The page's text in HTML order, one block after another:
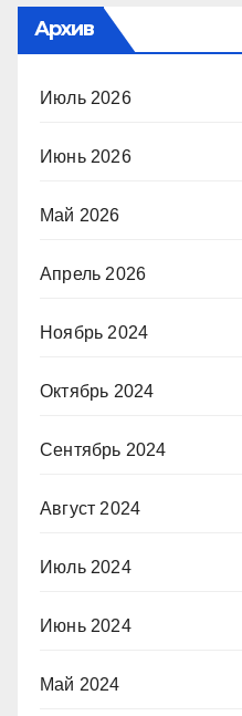
Архив
Июль 2026
Июнь 2026
Май 2026
Апрель 2026
Ноябрь 2024
Октябрь 2024
Сентябрь 2024
Август 2024
Июль 2024
Июнь 2024
Май 2024